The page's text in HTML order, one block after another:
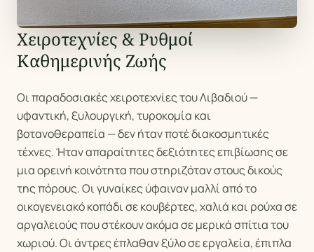
Χειροτεχνίες & Ρυθμοί
Καθημερινής Ζωής
Οι παραδοσιακές χειροτεχνίες του Λιβαδιού —
υφαντική, ξυλουργική, τυροκομία και
βοτανοθεραπεία — δεν ήταν ποτέ διακοσμητικές
τέχνες. Ήταν απαραίτητες δεξιότητες επιβίωσης σε
μια ορεινή κοινότητα που στηριζόταν στους δικούς
της πόρους. Οι γυναίκες ύφαιναν μαλλί από το
οικογενειακό κοπάδι σε κουβέρτες, χαλιά και ρούχα σε
αργαλειούς που στέκουν ακόμα σε μερικά σπίτια του
χωριού. Οι άντρες έπλαθαν ξύλο σε εργαλεία, έπιπλα